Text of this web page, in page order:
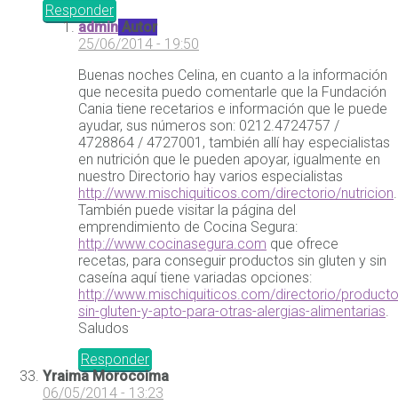
Responder
admin Autor
25/06/2014 - 19:50
Buenas noches Celina, en cuanto a la información
que necesita puedo comentarle que la Fundación
Cania tiene recetarios e información que le puede
ayudar, sus números son: 0212.4724757 /
4728864 / 4727001, también allí hay especialistas
en nutrición que le pueden apoyar, igualmente en
nuestro Directorio hay varios especialistas
http://www.mischiquiticos.com/directorio/nutricion.
También puede visitar la página del
emprendimiento de Cocina Segura:
http://www.cocinasegura.com que ofrece
recetas, para conseguir productos sin gluten y sin
caseína aquí tiene variadas opciones:
http://www.mischiquiticos.com/directorio/
sin-gluten-y-apto-para-otras-alergias-alimentarias.
Saludos
Responder
Yraima Morocoima
06/05/2014 - 13:23